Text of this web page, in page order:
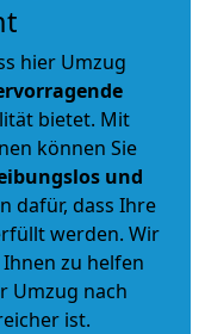
hier Umzug
bietet. Mit
können Sie
und
dafür, dass Ihre
werden. Wir
zu helfen
Umzug nach
ist.